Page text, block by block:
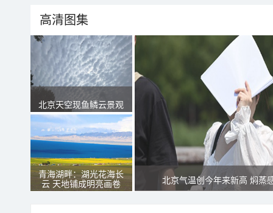
高清图集
北京天空现鱼鳞云景观
青海湖畔：湖光花海长
云 天地铺成明亮画卷
北京气温创今年来新高 焖蒸